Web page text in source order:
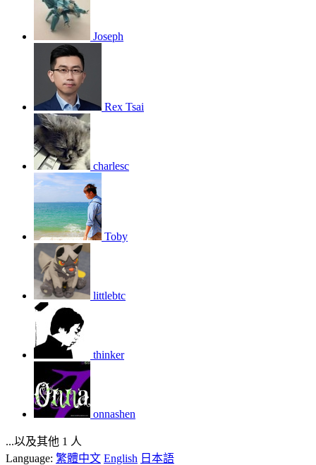
Joseph
Rex Tsai
charlesc
Toby
littlebtc
thinker
onnashen
...以及其他 1 人
Language: 繁體中文 English 日本語